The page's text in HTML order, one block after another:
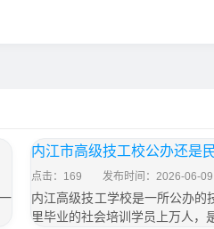
内江市高级技工校公办还是
点击：169 发布时间：2026-06-09
内江高级技工学校是一所公办
里毕业的社会培训学员上万人，